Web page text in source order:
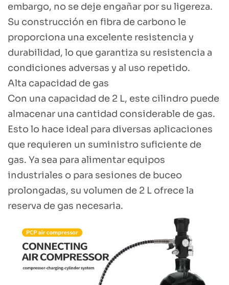
embargo, no se deje engañar por su ligereza.
Su construcción en fibra de carbono le
proporciona una excelente resistencia y
durabilidad, lo que garantiza su resistencia a
condiciones adversas y al uso repetido.
Alta capacidad de gas
Con una capacidad de 2 L, este cilindro puede
almacenar una cantidad considerable de gas.
Esto lo hace ideal para diversas aplicaciones
que requieren un suministro suficiente de
gas. Ya sea para alimentar equipos
industriales o para sesiones de buceo
prolongadas, su volumen de 2 L ofrece la
reserva de gas necesaria.